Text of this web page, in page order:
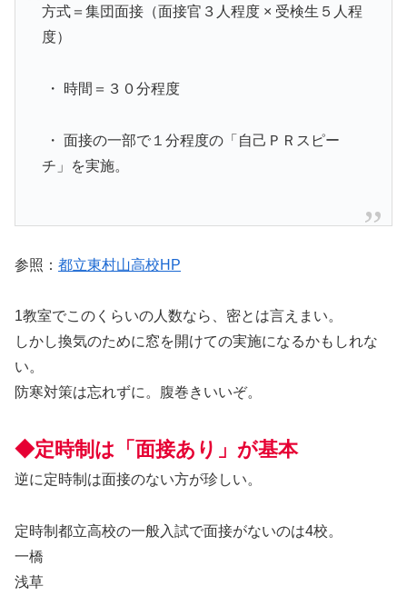
方式＝集団面接（面接官３人程度 × 受検生５人程
度）
・ 時間＝３０分程度
・ 面接の一部で１分程度の「自己ＰＲスピー
チ」を実施。
参照： 都立東村山高校HP
1教室でこのくらいの人数なら、密とは言えまい。
しかし換気のために窓を開けての実施になるかもしれな
い。
防寒対策は忘れずに。腹巻きいいぞ。
◆定時制は「面接あり」が基本
逆に定時制は面接のない方が珍しい。
定時制都立高校の一般入試で面接がないのは4校。
一橋
浅草